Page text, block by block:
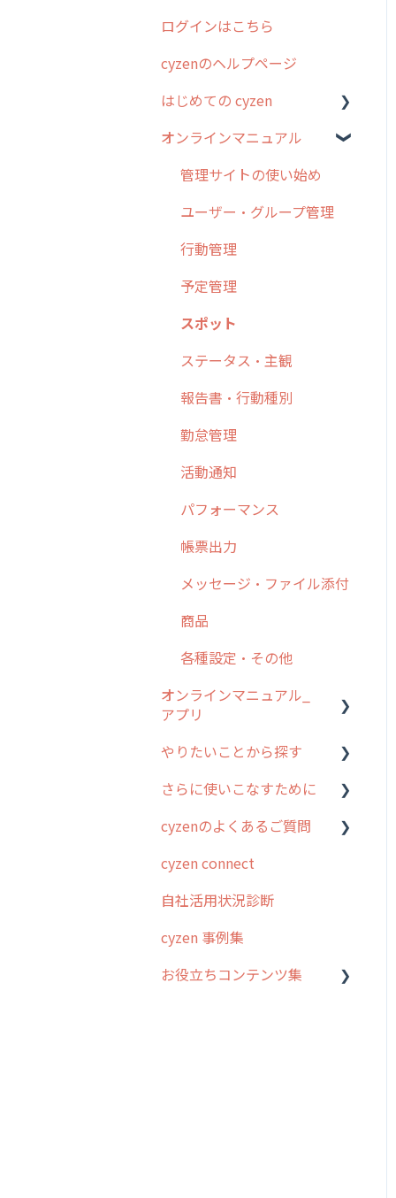
2024年のリリース情報
2023年のリリース情報
過去のリリース
2019年までのリリース情
ログインはこちら
cyzenのヘルプページ
はじめての cyzen
0. はじめてのcyzenの使い
ついて
4. cyzen利用前の準備：シ
テム管理者編
6. 基本的な使い方：ユー
問集
8. 用語集
9. もっと便利に利用する
の使い方
【業界業種別】cyzen設定
方法
オンラインマニュアル
管理サイトの使い始め
ユーザー・グループ管理
行動管理
予定管理
スポット
ステータス・主観
報告書・行動種別
勤怠管理
活動通知
パフォーマンス
帳票出力
メッセージ・ファイル添付
商品
各種設定・その他
オンラインマニュアル_
アプリ
アプリの使い始め
ホーム画面
スポット
報告閲覧
予定
日報
履歴
やりたいことから探す
行動管理
勤怠管理
予定管理
スポット
ステータス・主観
報告書・行動種別
さらに使いこなすために
はじめに
スポット・ステータス関連
cyzenのよくあるご質問
ログインについて
グループ・ユーザーについ
cyzen connect
自社活用状況診断
cyzen 事例集
お役立ちコンテンツ集